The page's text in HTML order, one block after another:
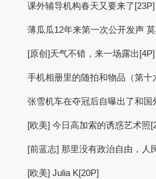
课外辅导机构春天又要来了[23P]
薄瓜瓜12年来第一次公开发声
[原创]天气不错，来一场露出[4P]
手机相册里的随拍和物品（第十
张雪机车在夺冠后自曝出了和国
[欧美] 今日高加索的诱惑艺术照
[前蓝志] 那里没有政治自由，人
[欧美] Julia K[20P]